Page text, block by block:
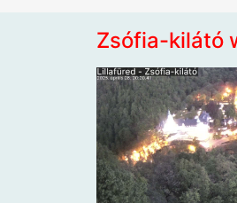
Zsófia-kilátó